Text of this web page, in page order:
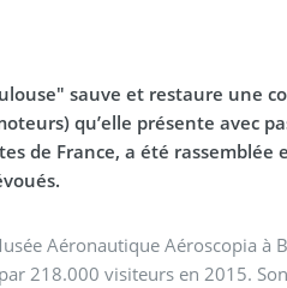
sauve et restaure une
qu’elle présente avec
de France, a été rassemblée
Aéronautique Aéroscopia à
218.000 visiteurs en 2015.